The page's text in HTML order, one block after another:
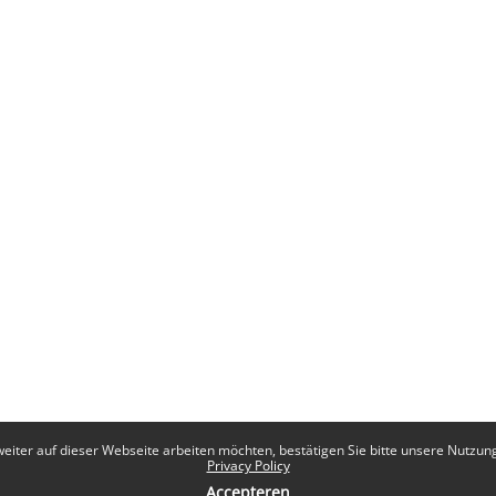
auf dieser Webseite arbeiten möchten, bestätigen Sie bitte unsere
Privacy Policy